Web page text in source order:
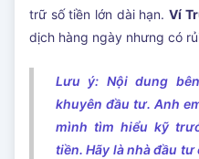
trữ số tiền lớn dài hạn. Ví
dịch hàng ngày nhưng có
Lưu ý: Nội dung
khuyên đầu tư. Anh
mình tìm hiểu kỹ
tiền. Hãy là nhà đầu